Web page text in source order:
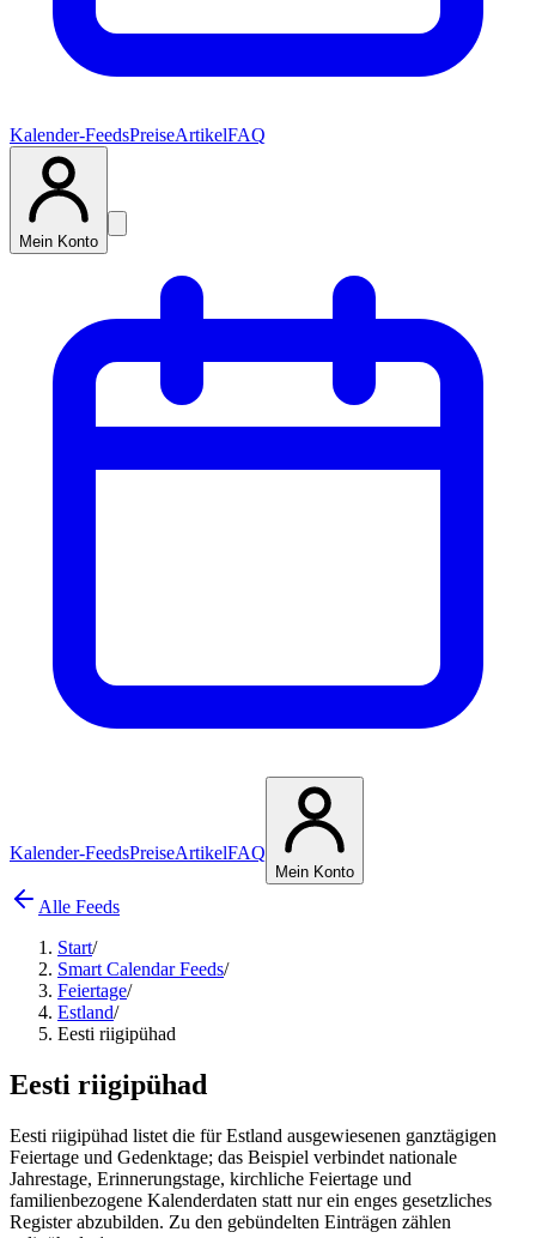
Kalender-FeedsPreiseArtikelFAQ
Mein Konto
Kalender-FeedsPreiseArtikelFAQ
Mein Konto
Alle Feeds
Start/
Smart Calendar Feeds/
Feiertage/
Estland/
Eesti riigipühad
Eesti riigipühad
Eesti riigipühad listet die für Estland ausgewiesenen ganztägigen
Feiertage und Gedenktage; das Beispiel verbindet nationale
Jahrestage, Erinnerungstage, kirchliche Feiertage und
familienbezogene Kalenderdaten statt nur ein enges gesetzliches
Register abzubilden. Zu den gebündelten Einträgen zählen